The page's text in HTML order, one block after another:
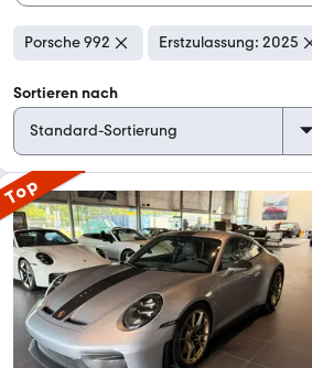
Porsche 992 Erstzulassung: 2025
Sortieren nach
Top